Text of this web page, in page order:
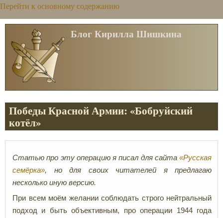
Перейти к основному содержанию
Блог Кирилла Шишкина
Победы Красной Армии: «Бобруйский
котёл»
Статью про эту операцию я писал для сайта «Русская
семёрка», но для своих читателей я предлагаю
несколько иную версию.
При всем моём желании соблюдать строго нейтральный
подход и быть объективным, про операции 1944 года